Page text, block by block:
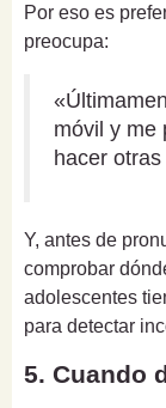
Por eso es
preocupa:
móvil y me
hacer
Y, antes de
comprobar
adolescentes
para detectar
5. Cuando